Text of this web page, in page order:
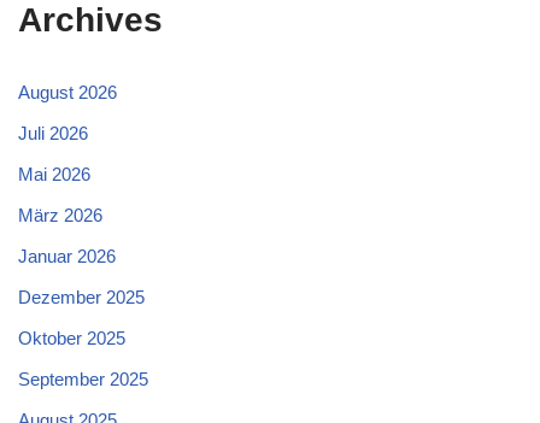
Archives
August 2026
Juli 2026
Mai 2026
März 2026
Januar 2026
Dezember 2025
Oktober 2025
September 2025